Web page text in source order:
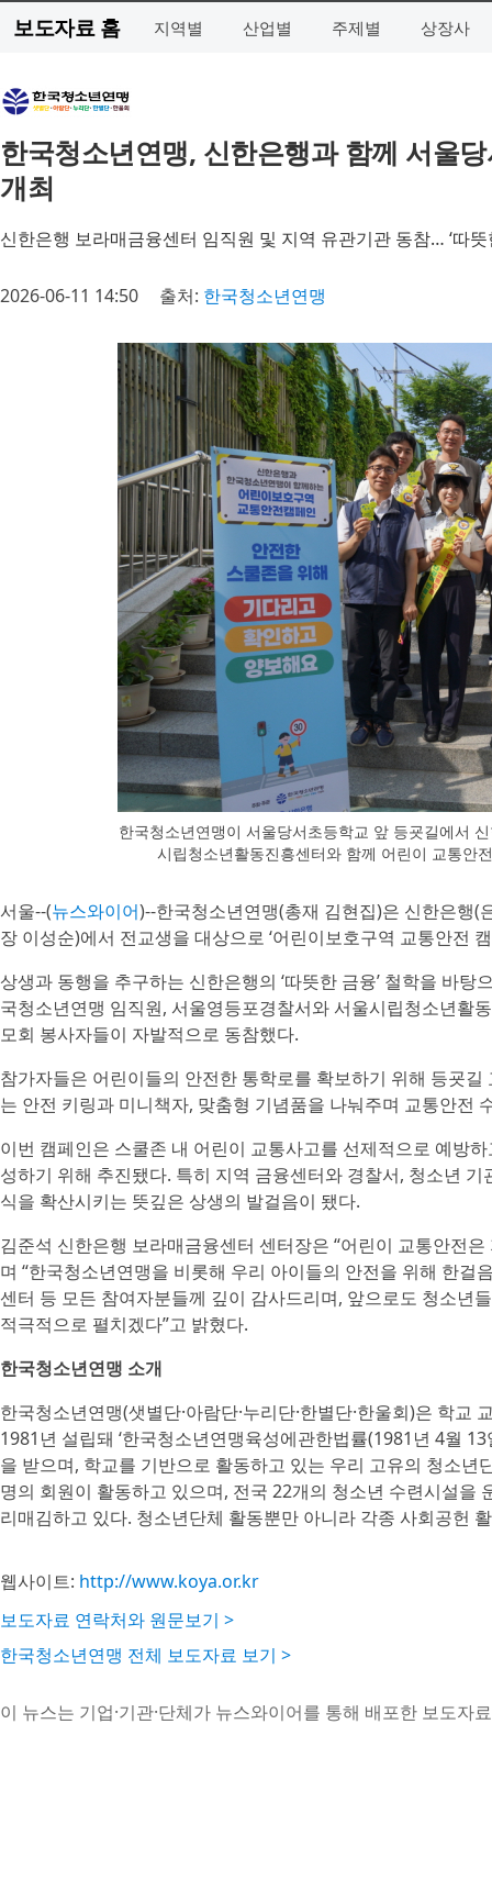
보도자료 홈 지역별 산업별 주제별 상장사
한국청소년연맹, 신한은행과 함께 서울
개최
신한은행 보라매금융센터 임직원 및 지역 유관기관 동참… ‘따뜻
2026-06-11 14:50 출처: 한국청소년연맹
한국청소년연맹이 서울당서초등학교 앞 등굣길에서
시립청소년활동진흥센터와 함께 어린이 교통안
서울--(뉴스와이어)--한국청소년연맹(총재 김현집)은 신한은행
장 이성순)에서 전교생을 대상으로 ‘어린이보호구역 교통안전
상생과 동행을 추구하는 신한은행의 ‘따뜻한 금융’ 철학을 바
국청소년연맹 임직원, 서울영등포경찰서와 서울시립청소년활
모회 봉사자들이 자발적으로 동참했다.
참가자들은 어린이들의 안전한 통학로를 확보하기 위해 등굣
는 안전 키링과 미니책자, 맞춤형 기념품을 나눠주며 교통안전
이번 캠페인은 스쿨존 내 어린이 교통사고를 선제적으로 예방
성하기 위해 추진됐다. 특히 지역 금융센터와 경찰서, 청소년
식을 확산시키는 뜻깊은 상생의 발걸음이 됐다.
김준석 신한은행 보라매금융센터 센터장은 “어린이 교통안전
며 “한국청소년연맹을 비롯해 우리 아이들의 안전을 위해 한
센터 등 모든 참여자분들께 깊이 감사드리며, 앞으로도 청소년
적극적으로 펼치겠다”고 밝혔다.
한국청소년연맹 소개
한국청소년연맹(샛별단·아람단·누리단·한별단·한울회)은 학
1981년 설립돼 ‘한국청소년연맹육성에관한법률(1981년 4월
을 받으며, 학교를 기반으로 활동하고 있는 우리 고유의 청소
명의 회원이 활동하고 있으며, 전국 22개의 청소년 수련시설
리매김하고 있다. 청소년단체 활동뿐만 아니라 각종 사회공헌
웹사이트: http://www.koya.or.kr
보도자료 연락처와 원문보기 >
한국청소년연맹 전체 보도자료 보기 >
이 뉴스는 기업·기관·단체가 뉴스와이어를 통해 배포한 보도자